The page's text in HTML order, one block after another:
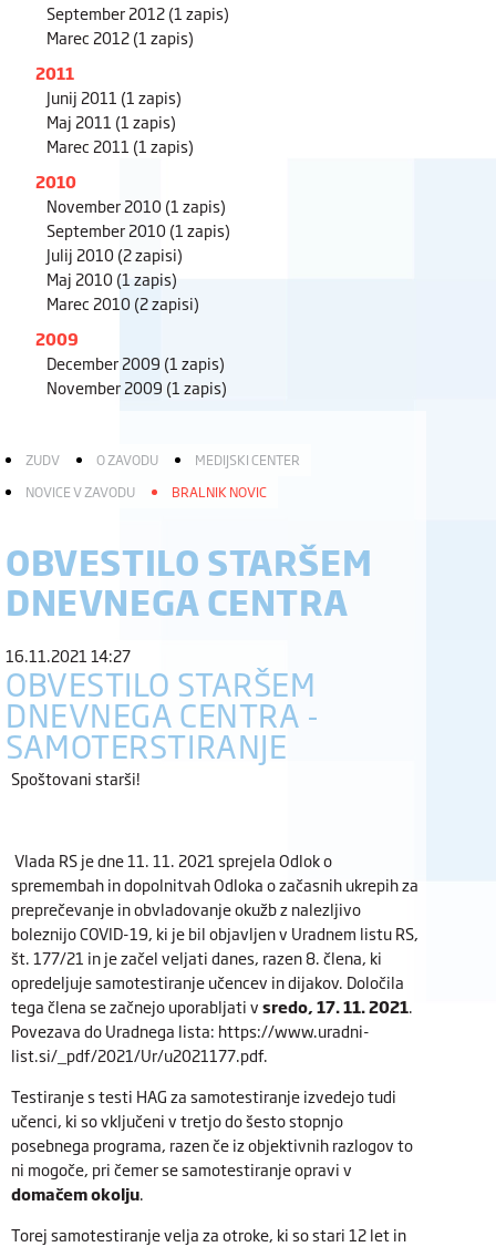
September 2012(1 zapis)
Marec 2012(1 zapis)
2011
Junij 2011 (1 zapis)
Maj 2011 (1 zapis)
Marec 2011 (1 zapis)
2010
November 2010(1 zapis)
September 2010(1 zapis)
Julij 2010(2 zapisi)
Maj 2010(1 zapis)
Marec 2010(2 zapisi)
2009
December 2009 (1 zapis)
November 2009 (1 zapis)
ZUDV O ZAVODU
MEDIJSKI CENTER
NOVICE V ZAVODU
BRALNIK NOVIC
OBVESTILO STARŠEM
DNEVNEGA CENTRA
16.11.2021 14:27
OBVESTILO STARŠEM
DNEVNEGA CENTRA -
SAMOTERSTIRANJE
Spoštovani starši!
Vlada RS je dne 11. 11. 2021 sprejela Odlok o
spremembah in dopolnitvah Odloka o začasnih ukrepih za
preprečevanje in obvladovanje okužb z nalezljivo
boleznijo COVID-19, ki je bil objavljen v Uradnem listu RS,
št. 177/21 in je začel veljati danes, razen 8. člena, ki
opredeljuje samotestiranje učencev in dijakov. Določila
tega člena se začnejo uporabljati vsredo, 17. 11. 2021.
Povezava do Uradnega lista: https://www.uradni-
list.si/_pdf/2021/Ur/u2021177.pdf.
Testiranje s testi HAG za samotestiranje izvedejo tudi
učenci, ki so vključeni v tretjo do šesto stopnjo
posebnega programa, razen če iz objektivnih razlogov to
ni mogoče, pri čemer se samotestiranje opravi v
domačem okolju.
Torej samotestiranje velja za otroke, ki so stari 12 let in